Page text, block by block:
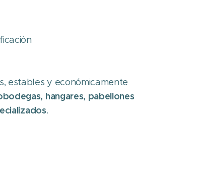
estables y económicamente
hangares, pabellones
.